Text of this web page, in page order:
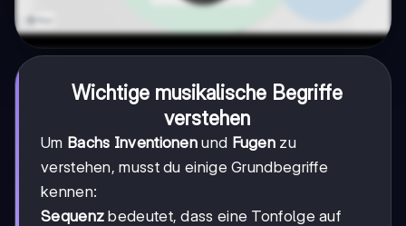
Wichtige musikalische Begriffe
verstehen
Um Bachs Inventionen und Fugen zu
verstehen, musst du einige Grundbegriffe
kennen:
Sequenz bedeutet, dass eine Tonfolge auf